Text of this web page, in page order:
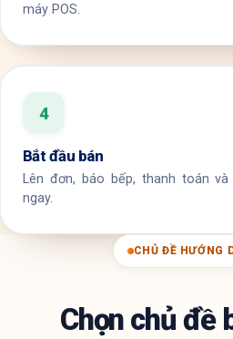
máy POS.
4
Bắt đầu bán
Lên đơn, báo bếp, thanh toán
ngay.
CHỦ ĐỀ HƯỚNG
Chọn chủ đề